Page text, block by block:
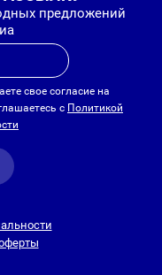
предложений
свое согласие на
с Политикой